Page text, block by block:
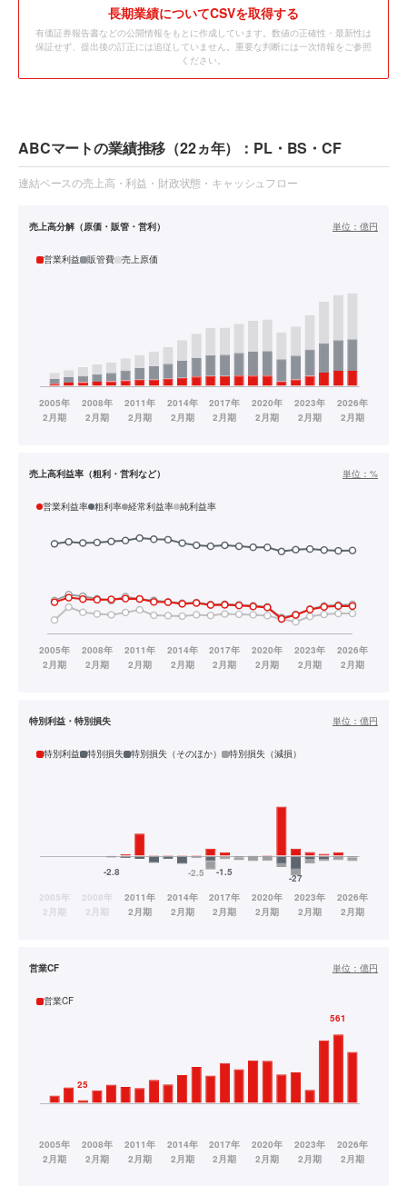
長期業績についてCSVを取得する
有価証券報告書などの公開情報をもとに作成しています。数値の正確性・最新性は
保証せず、提出後の訂正には追従していません。重要な判断には一次情報をご参照
ください。
ABCマートの業績推移（22ヵ年）：PL・BS・CF
連結ベースの売上高・利益・財政状態・キャッシュフロー
売上高分解（原価・販管・営利） 単位： 億円
営業利益 販管費 売上原価
売上高利益率（粗利・営利など） 単位： %
営業利益率 粗利率 経常利益率 純利益率
特別利益・特別損失 単位： 億円
特別利益 特別損失 特別損失（そのほか） 特別損失（減損）
営業CF 単位： 億円
営業CF